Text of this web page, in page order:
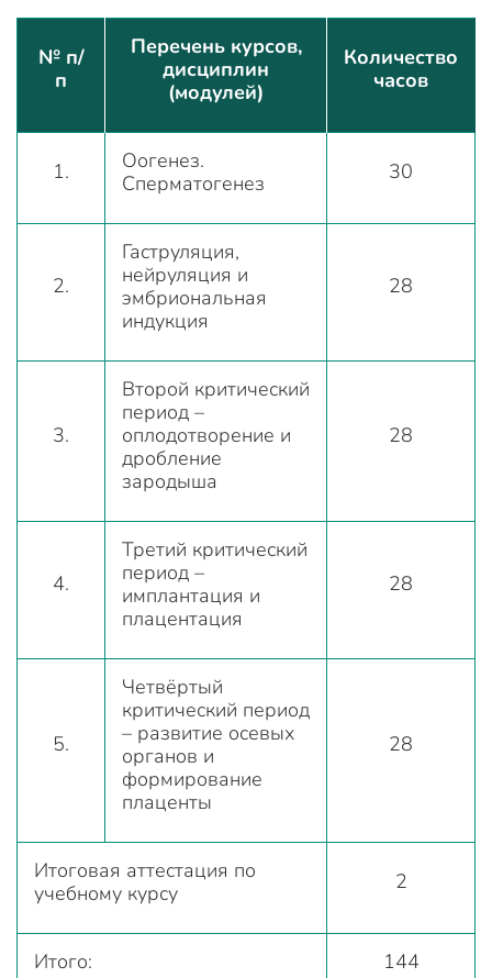
№ п/
п
Перечень курсов,
дисциплин
(модулей)
Количество
часов
1.
Оогенез.
Сперматогенез
30
2.
Гаструляция,
нейруляция и
эмбриональная
индукция
28
3.
Второй критический
период –
оплодотворение и
дробление
зародыша
28
4.
Третий критический
период –
имплантация и
плацентация
28
5.
Четвёртый
критический период
– развитие осевых
органов и
формирование
плаценты
28
Итоговая аттестация по
учебному курсу
2
Итого: 144